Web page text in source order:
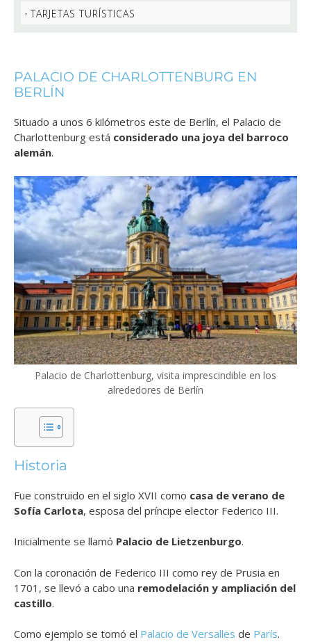
TARJETAS TURÍSTICAS
PALACIO DE CHARLOTTENBURG EN
BERLÍN
Situado a unos 6 kilómetros este de Berlín, el Palacio de
Charlottenburg está considerado una joya del barroco
alemán.
Palacio de Charlottenburg, visita imprescindible en los
alrededores de Berlín
Historia
Fue construido en el siglo XVII como casa de verano de
Sofía Carlota, esposa del príncipe elector Federico III.
Inicialmente se llamó Palacio de Lietzenburgo.
Con la coronación de Federico III como rey de Prusia en
1701, se llevó a cabo una remodelación y ampliación del
castillo.
Como ejemplo se tomó el Palacio de Versalles de París.